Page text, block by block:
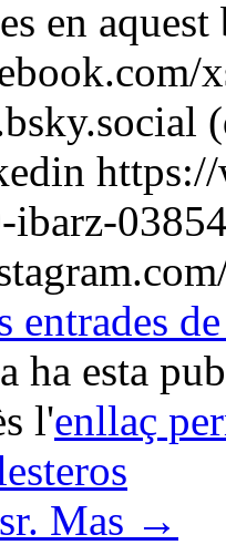
en
ibarz-
entrades
ha esta
l'enllaç
Mas →